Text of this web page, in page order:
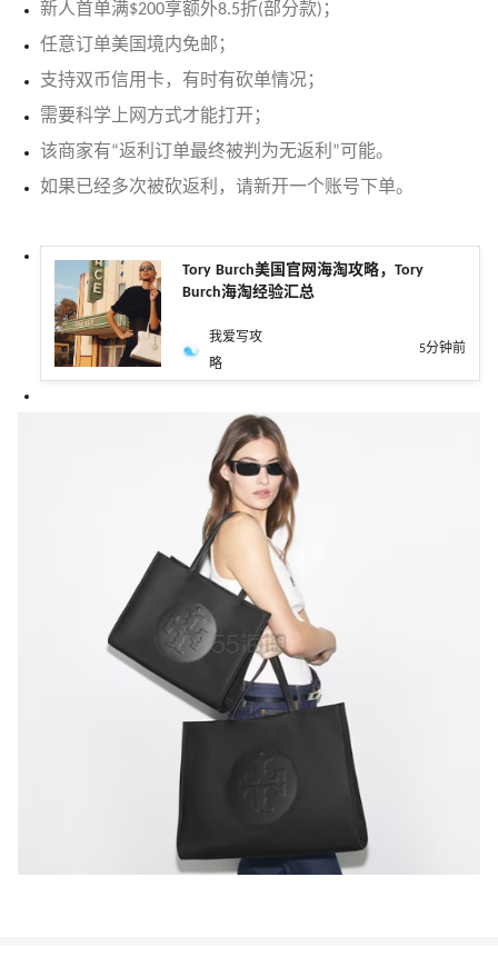
新人首单满$200享额外8.5折(部分款)；
任意订单美国境内免邮；
支持双币信用卡，有时有砍单情况；
需要科学上网方式才能打开；
该商家有“返利订单最终被判为无返利”可能。
如果已经多次被砍返利，请新开一个账号下单。
Tory Burch美国官网海淘攻略，Tory
Burch海淘经验汇总
我爱写攻
略
5分钟前